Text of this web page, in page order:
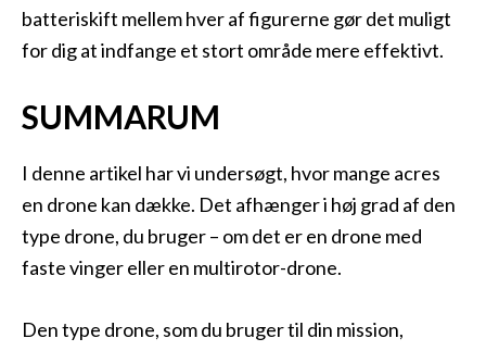
batteriskift mellem hver af figurerne gør det muligt
for dig at indfange et stort område mere effektivt.
SUMMARUM
I denne artikel har vi undersøgt, hvor mange acres
en drone kan dække. Det afhænger i høj grad af den
type drone, du bruger – om det er en drone med
faste vinger eller en multirotor-drone.
Den type drone, som du bruger til din mission,